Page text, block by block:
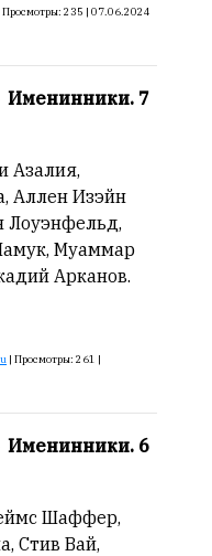
Просмотры: 235 | 07.06.2024
Именинники. 7
Азалия,
Аллен Изэйн
Лоуэнфельд,
Муаммар
Арканов.
| Просмотры: 261 |
Именинники. 6
Шаффер,
Стив Вай,